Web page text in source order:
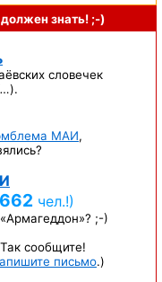
знать! ;-)
словечек
).
МАИ,
чел.!)
«Армагеддон»? ;-)
Так сообщите!
письмо.)